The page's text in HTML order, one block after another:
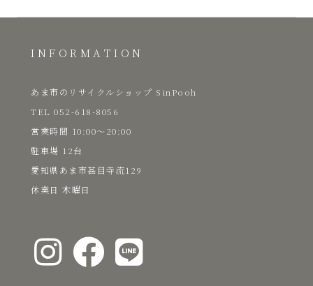
INFORMATION
あま市のリサイクルショップ SinPooh
TEL 052-618-8056
​営業時間 10:00～20:00
駐車場 12台
愛知県あま市甚目寺流129
​休業日 木曜日